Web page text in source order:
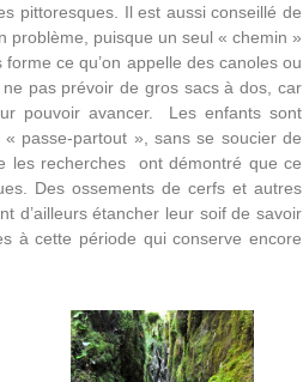
pittoresques. Il est aussi conseillé de
problème, puisque un seul « chemin »
ce qu’on appelle des canoles ou
pas prévoir de gros sacs à dos, car
pouvoir avancer. Les enfants sont
passe-partout », sans se soucier de
les recherches ont démontré que ce
Des ossements de cerfs et autres
d’ailleurs étancher leur soif de savoir
à cette période qui conserve encore